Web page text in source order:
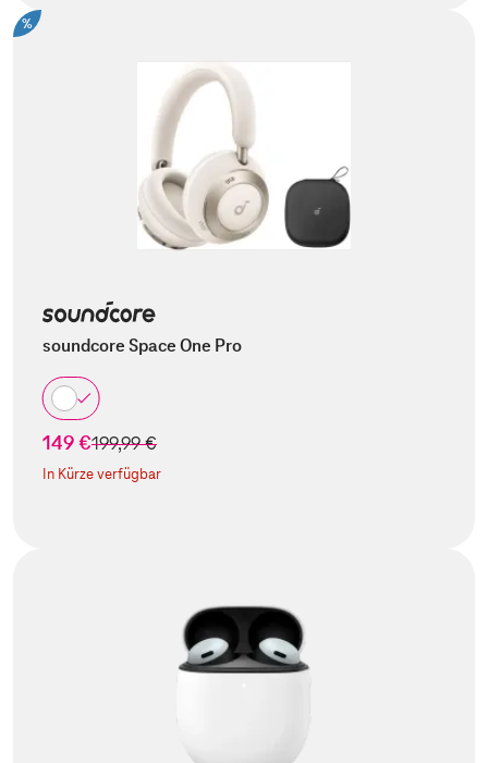
%
soundcore Space One Pro
149 €statt
199,99 €
In Kürze verfügbar